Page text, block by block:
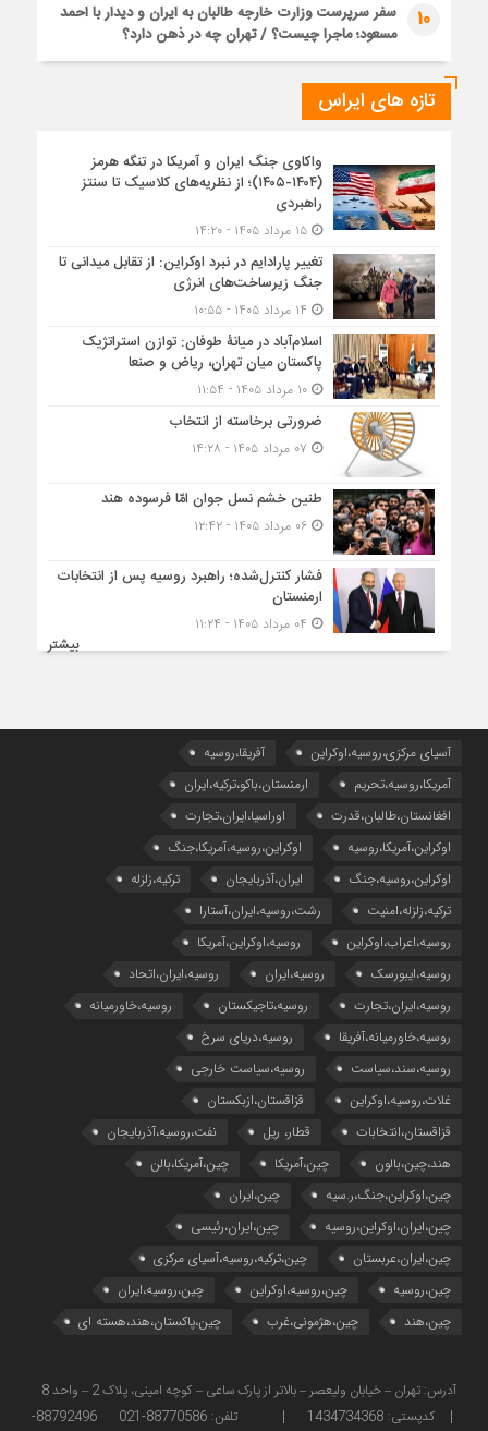
10
سفر سرپرست وزارت خارجه طالبان به ایران و دیدار با احمد
مسعود؛ ماجرا چیست؟ / تهران چه در ذهن دارد؟
تازه های ایراس
واکاوی جنگ ایران و آمریکا در تنگه هرمز
(۱۴۰۴-۱۴۰۵)؛ از نظریه‌های کلاسیک تا سنتز
راهبردی
۱۵ مرداد ۱۴۰۵ - ۱۴:۲۰
تغییر پارادایم در نبرد اوکراین: از تقابل میدانی تا
جنگ زیرساخت‌های انرژی
اسلام‌آباد در میانۀ طوفان: توازن استراتژیک
پاکستان میان تهران، ریاض و صنعا
۱۰ مرداد ۱۴۰۵ - ۱۱:۵۴
ضرورتی برخاسته از انتخاب
طنین خشم نسل جوان امّا فرسوده هند
۰۶ مرداد ۱۴۰۵ - ۱۲:۴۲
فشار کنترل‌شده؛ راهبرد روسیه پس از انتخابات
ارمنستان
بیشتر
آسیای مرکزی،روسیه،اوکراین
آفریقا،روسیه
آمریکا،روسیه،تحریم
ارمنستان،باکو،ترکیه،ایران
افغانستان،طالبان،قدرت
اوراسیا،ایران،تجارت
اوکراین،آمریکا،روسیه
اوکراین،روسیه،آمریکا،جنگ
اوکراین،روسیه،جنگ
ایران،آذربایجان
ترکیه،زلزله
ترکیه،زلزله،امنیت
رشت،روسیه،ایران،آستارا
روسیه،اعراب،اوکراین
روسیه،اوکراین،آمریکا
روسیه،ایبورسک
روسیه،ایران
روسیه،ایران،اتحاد
روسیه،ایران،تجارت
روسیه،تاجیکستان
روسیه،خاورمیانه
روسیه،خاورمیانه،آفریقا
روسیه،دریای سرخ
روسیه،سند،سیاست
روسیه،سیاست خارجی
غلات،روسیه،اوکراین
قزاقستان،ازبکستان
قزاقستان،انتخابات
قطار، ریل
نفت،روسیه،آذربایجان
هند،چین،بالون
چین،آمریکا
چین،آمریکا،بالن
چین،اوکراین،جنگ،ر.سیه
چین،ایران
چین،ایران،اوکراین،روسیه
چین،ایران،رئیسی
چین،ایران،عربستان
چین،ترکیه،روسیه،آسیای مرکزی
چین،روسیه
چین،روسیه،اوکراین
چین،روسیه،ایران
چین،هند
چین،هژمونی،غرب چین،پاکستان،هند،هسته ای
| کدپستی: 1434734368 | تلفن: 88770586-021 88792496-